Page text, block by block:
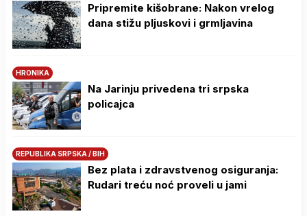
Pripremite kišobrane: Nakon vrelog
dana stižu pljuskovi i grmljavina
HRONIKA
Na Јarinju privedena tri srpska
policajca
REPUBLIKA SRPSKA / BIH
Bez plata i zdravstvenog osiguranja:
Rudari treću noć proveli u jami